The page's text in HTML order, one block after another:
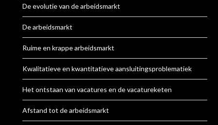
De evolutie van de arbeidsmarkt
De arbeidsmarkt
Ruime en krappe arbeidsmarkt
Kwalitatieve en kwantitatieve aansluitingsproblematiek
Het ontstaan van vacatures en de vacatureketen
Afstand tot de arbeidsmarkt